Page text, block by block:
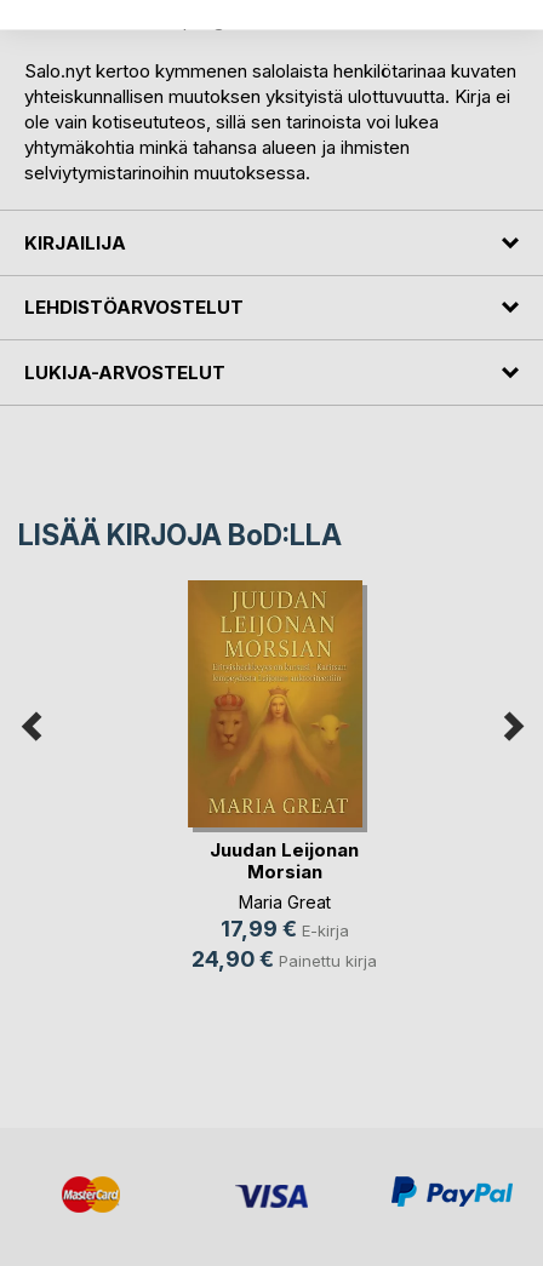
Salo.nyt kertoo kymmenen salolaista henkilötarinaa kuvaten
yhteiskunnallisen muutoksen yksityistä ulottuvuutta. Kirja ei
ole vain kotiseututeos, sillä sen tarinoista voi lukea
yhtymäkohtia minkä tahansa alueen ja ihmisten
selviytymistarinoihin muutoksessa.
KIRJAILIJA
LEHDISTÖARVOSTELUT
LUKIJA-ARVOSTELUT
LISÄÄ KIRJOJA BoD:LLA
Juudan Leijonan
Morsian
Maria Great
17,99 € E-kirja
24,90 € Painettu kirja